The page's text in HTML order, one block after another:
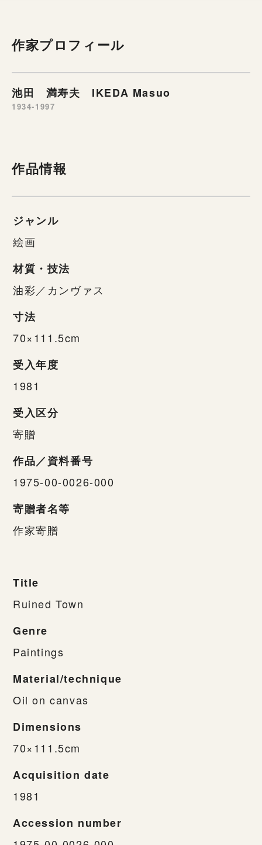
作家プロフィール
池田 満寿夫 IKEDA Masuo
1934-1997
作品情報
ジャンル
絵画
材質・技法
油彩／カンヴァス
寸法
70×111.5cm
受入年度
1981
受入区分
寄贈
作品／資料番号
1975-00-0026-000
寄贈者名等
作家寄贈
Title
Ruined Town
Genre
Paintings
Material/technique
Oil on canvas
Dimensions
70×111.5cm
Acquisition date
1981
Accession number